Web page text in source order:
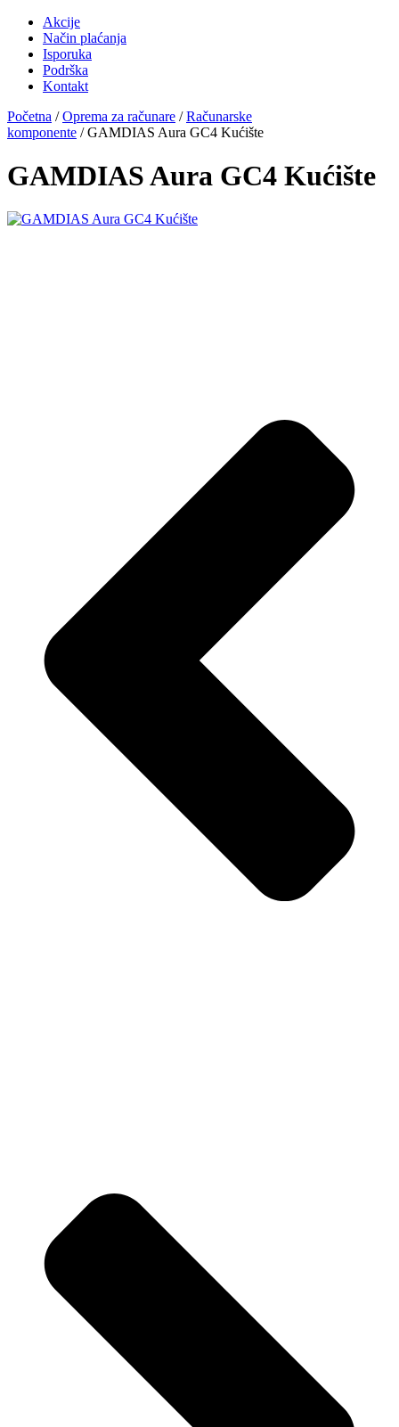
Akcije
Način plaćanja
Isporuka
Podrška
Kontakt
Početna /Oprema za računare /Računarske
komponente / GAMDIAS Aura GC4 Kućište
GAMDIAS Aura GC4 Kućište